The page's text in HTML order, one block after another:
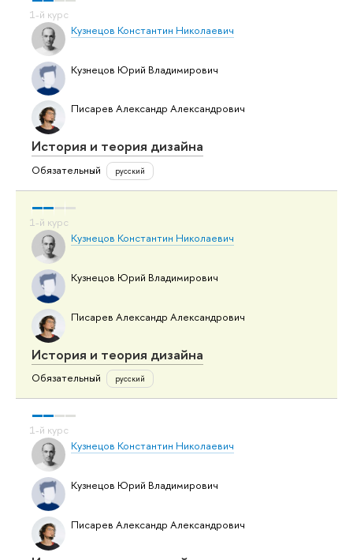
Кузнецов Константин Николаевич
Кузнецов Юрий Владимирович
Писарев Александр Александрович
История и теория дизайна
Обязательный русский
Кузнецов Константин Николаевич
Кузнецов Юрий Владимирович
Писарев Александр Александрович
История и теория дизайна
Обязательный русский
Кузнецов Константин Николаевич
Кузнецов Юрий Владимирович
Писарев Александр Александрович